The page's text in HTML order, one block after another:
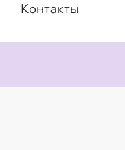
Контакты